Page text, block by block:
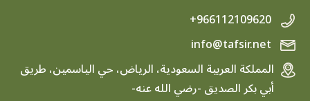
+966112109620
info@tafsir.net
المملكة العربية السعودية، الرياض، حي الياسمين، طريق
أبي بكر الصديق -رضي الله عنه-